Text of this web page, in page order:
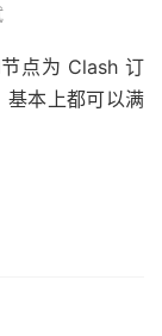
点为 Clash 订
基本上都可以满